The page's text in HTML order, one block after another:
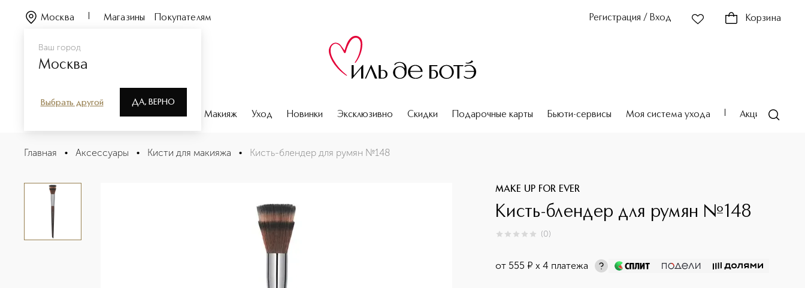
Ваш город
Москва
Выбрать другой ДА, ВЕРНО
Москва Магазины Покупателям Регистрация / Вход Корзина
Парфюмерия Макияж Уход Новинки Эксклюзивно Скидки Подарочные карты Бьюти-сервисы Моя система ухода Акции
Кисть-блендер для румян №148
Описание
Главная • Аксессуары • Кисти для макияжа • Кисть-блендер для румян №148
MAKE UP FOR EVER
Кисть-блендер для румян №148
0из 0 (0)
от 555 ¤ х 4 платежа